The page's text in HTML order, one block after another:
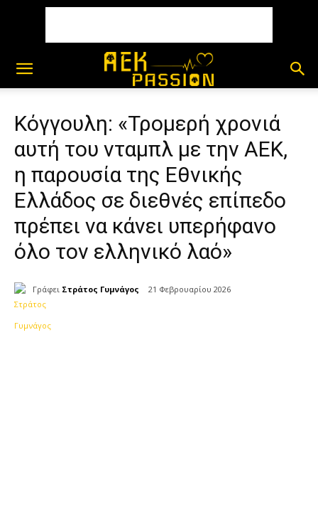
Κόγγουλη: «Τρομερή χρονιά
αυτή του νταμπλ με την ΑΕΚ,
η παρουσία της Εθνικής
Ελλάδος σε διεθνές επίπεδο
πρέπει να κάνει υπερήφανο
όλο τον ελληνικό λαό»
Γράφει Στράτος Γυμνάγος 21 Φεβρουαρίου 2026